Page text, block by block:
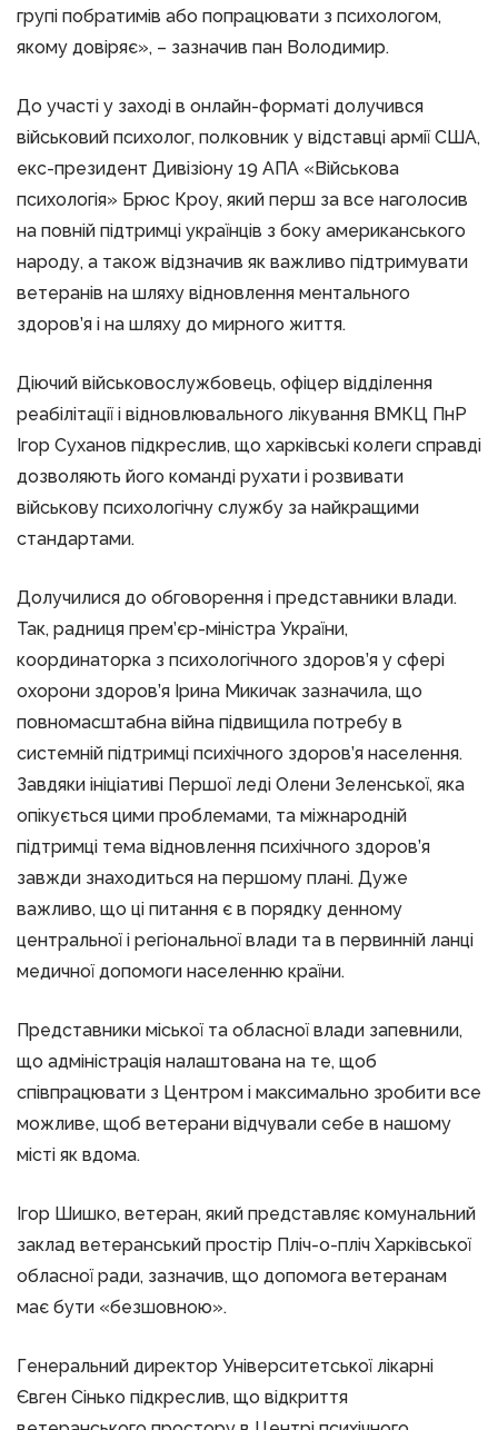
групі побратимів або попрацювати з психологом,
якому довіряє», – зазначив пан Володимир.
До участі у заході в онлайн-форматі долучився
військовий психолог, полковник у відставці армії США,
екс-президент Дивізіону 19 АПА «Військова
психологія» Брюс Кроу, який перш за все наголосив
на повній підтримці українців з боку американського
народу, а також відзначив як важливо підтримувати
ветеранів на шляху відновлення ментального
здоров’я і на шляху до мирного життя.
Діючий військовослужбовець, офіцер відділення
реабілітації і відновлювального лікування ВМКЦ ПнР
Ігор Суханов підкреслив, що харківські колеги справді
дозволяють його команді рухати і розвивати
військову психологічну службу за найкращими
стандартами.
Долучилися до обговорення і представники влади.
Так, радниця прем’єр-міністра України,
координаторка з психологічного здоров’я у сфері
охорони здоров’я Ірина Микичак зазначила, що
повномасштабна війна підвищила потребу в
системній підтримці психічного здоров’я населення.
Завдяки ініціативі Першої леді Олени Зеленської, яка
опікується цими проблемами, та міжнародній
підтримці тема відновлення психічного здоров’я
завжди знаходиться на першому плані. Дуже
важливо, що ці питання є в порядку денному
центральної і регіональної влади та в первинній ланці
медичної допомоги населенню країни.
Представники міської та обласної влади запевнили,
що адміністрація налаштована на те, щоб
співпрацювати з Центром і максимально зробити все
можливе, щоб ветерани відчували себе в нашому
місті як вдома.
Ігор Шишко, ветеран, який представляє комунальний
заклад ветеранський простір Пліч-о-пліч Харківської
обласної ради, зазначив, що допомога ветеранам
має бути «безшовною».
Генеральний директор Університетської лікарні
Євген Сінько підкреслив, що відкриття